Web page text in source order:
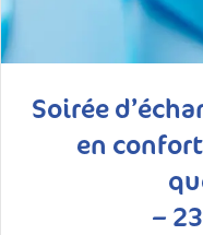
Soirée
en
–